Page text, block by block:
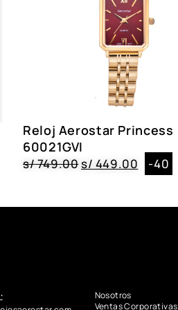
Reloj Aerostar Princess
60021GVI
s/749.00s/ 449.00 -40
Nosotros
Ventas Corporativas